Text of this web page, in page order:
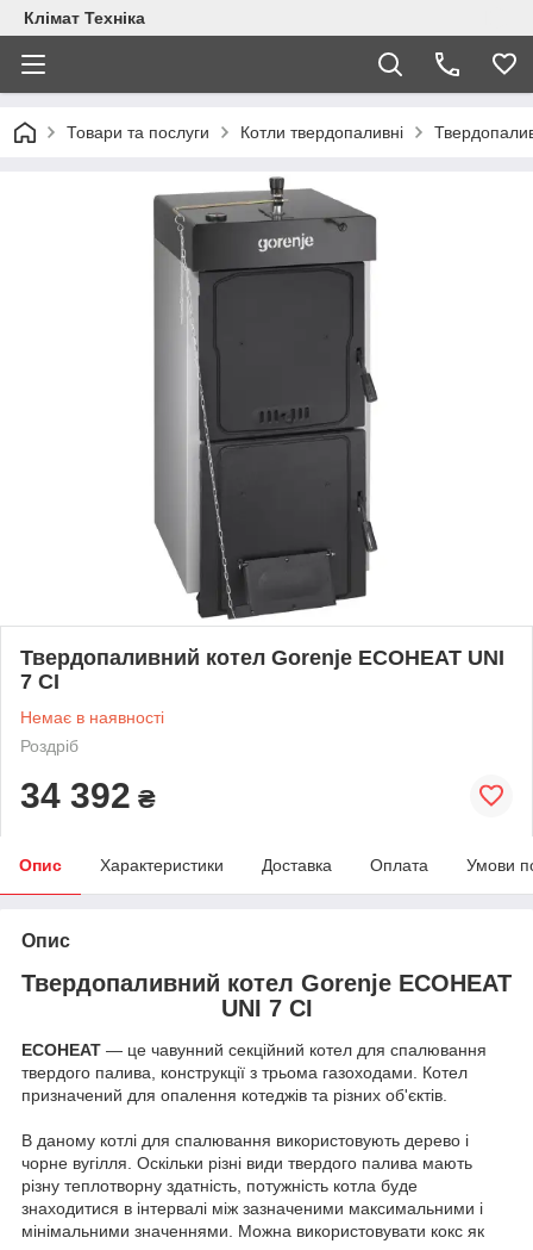
Клімат Техніка
Товари та послуги Котли твердопаливні
Твердопаливний котел Gorenje ECOHEAT UNI
7 CI
Немає в наявності
Роздріб
34 392 ₴
Опис Характеристики Доставка Оплата Умови
Опис
Твердопаливний котел Gorenje ECOHEAT
UNI 7 CI
ECOHEAT — це чавунний секційний котел для спалювання
твердого палива, конструкції з трьома газоходами. Котел
призначений для опалення котеджів та різних об'єктів.
В даному котлі для спалювання використовують дерево і
чорне вугілля. Оскільки різні види твердого палива мають
різну теплотворну здатність, потужність котла буде
знаходитися в інтервалі між зазначеними максимальними і
мінімальними значеннями. Можна використовувати кокс як